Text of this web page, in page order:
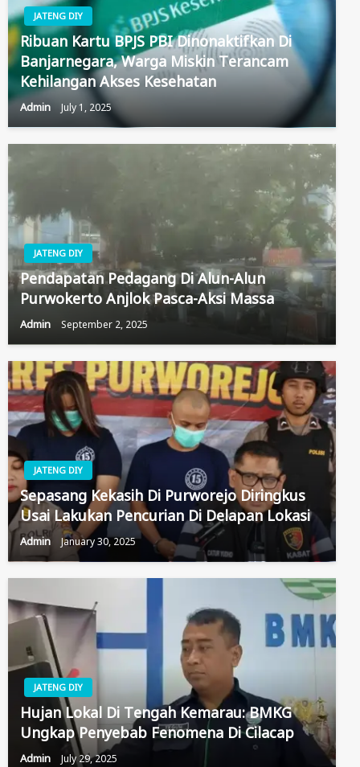
JATENG DIY
Ribuan Kartu BPJS PBI Dinonaktifkan Di
Banjarnegara, Warga Miskin Terancam
Kehilangan Akses Kesehatan
Admin July 1, 2025
JATENG DIY
Pendapatan Pedagang Di Alun-Alun
Purwokerto Anjlok Pasca-Aksi Massa
Admin September 2, 2025
JATENG DIY
Sepasang Kekasih Di Purworejo Diringkus
Usai Lakukan Pencurian Di Delapan Lokasi
Admin January 30, 2025
JATENG DIY
Hujan Lokal Di Tengah Kemarau: BMKG
Ungkap Penyebab Fenomena Di Cilacap
Admin July 29, 2025